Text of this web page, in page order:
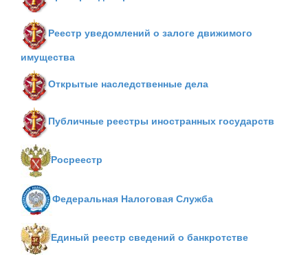
Реестр уведомлений о залоге движимого
имущества
Открытые наследственные дела
Публичные реестры иностранных государств
Росреестр
Федеральная Налоговая Служба
Единый реестр сведений о банкротстве